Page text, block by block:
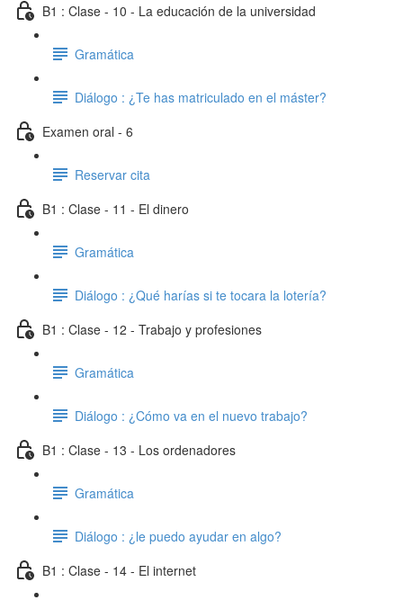
B1 : Clase - 10 - La educación de la universidad
Gramática
Diálogo : ¿Te has matriculado en el máster?
Examen oral - 6
Reservar cita
B1 : Clase - 11 - El dinero
Gramática
Diálogo : ¿Qué harías si te tocara la lotería?
B1 : Clase - 12 - Trabajo y profesiones
Gramática
Diálogo : ¿Cómo va en el nuevo trabajo?
B1 : Clase - 13 - Los ordenadores
Gramática
Diálogo : ¿le puedo ayudar en algo?
B1 : Clase - 14 - El internet